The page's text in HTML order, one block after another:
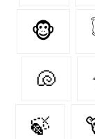
🐵
🐚
🍃